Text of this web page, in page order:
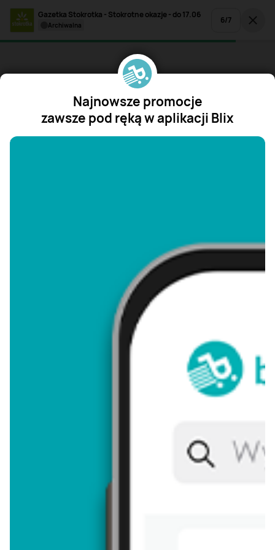
Gazetka Stokrotka - Stokrotne okazje - do 17.06
archiwalna 6/7
Najnowsze promocje
zawsze pod ręką w aplikacji Blix
"/>